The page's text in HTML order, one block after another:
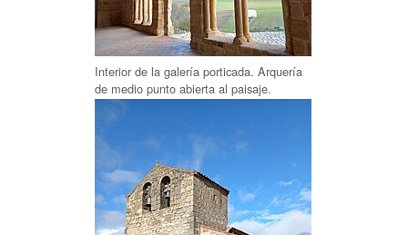
Interior de la galería porticada. Arquería
de medio punto abierta al paisaje.